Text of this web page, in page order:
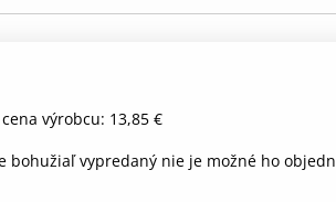
výrobcu: 13,85 €
bohužiaľ vypredaný nie je možné ho